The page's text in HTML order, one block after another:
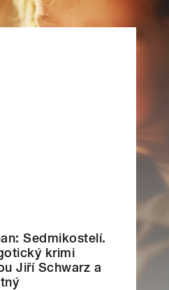
Sedmikostelí.
krimi
Jiří Schwarz a